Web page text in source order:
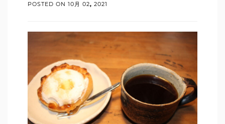
POSTED ON 10月 02, 2021